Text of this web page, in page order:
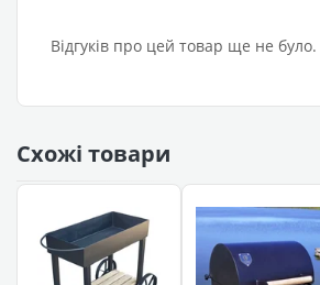
Відгуків про цей товар ще не було.
Схожі товари